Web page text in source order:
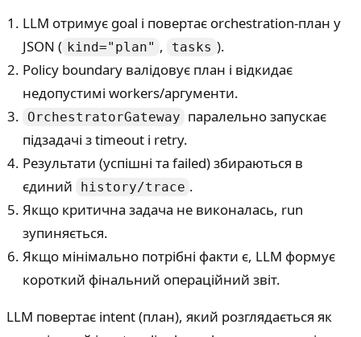
LLM отримує goal і повертає orchestration-план у
JSON ( kind="plan" , tasks ).
Policy boundary валідовує план і відкидає
недопустимі workers/аргументи.
OrchestratorGateway паралельно запускає
підзадачі з timeout і retry.
Результати (успішні та failed) збираються в
єдиний
history/trace .
Якщо критична задача не виконалась, run
зупиняється.
Якщо мінімально потрібні факти є, LLM формує
короткий фінальний операційний звіт.
LLM повертає intent (план), який розглядається як